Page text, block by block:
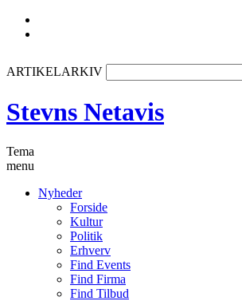
ARTIKELARKIV
Stevns Netavis
Tema
menu
Nyheder
Forside
Kultur
Politik
Erhverv
Find Events
Find Firma
Find Tilbud